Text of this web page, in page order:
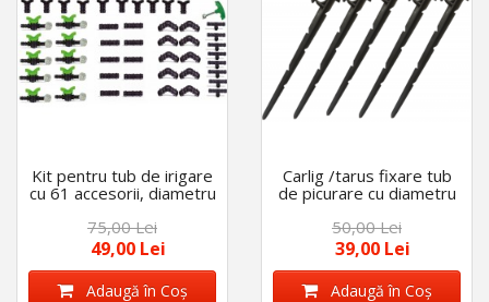
Kit pentru tub de irigare
cu 61 accesorii, diametru
75,00 Lei
49,00 Lei
Adaugă în Coş
Carlig /tarus fixare tub
de picurare cu diametru
de 16 mm - 20 mm, set
50 bucati, lungime tija 26
cm
50,00 Lei
39,00 Lei
Adaugă în Coş